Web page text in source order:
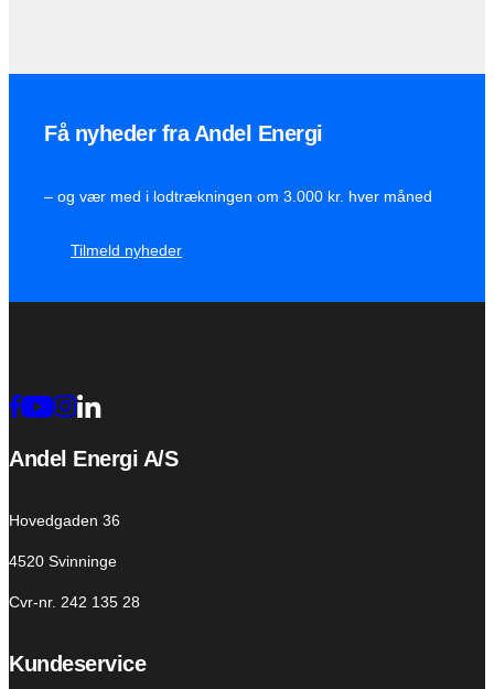
Få nyheder fra Andel Energi
– og vær med i lodtrækningen om 3.000 kr. hver måned
Tilmeld nyheder
Andel Energi A/S
Hovedgaden 36
4520 Svinninge
Cvr-nr. 242 135 28
Kundeservice